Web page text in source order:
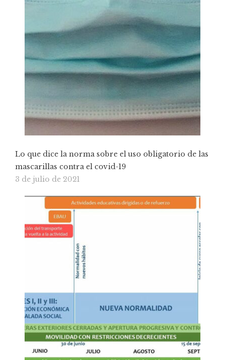
Lo que dice la norma sobre el uso obligatorio de las
mascarillas contra el covid-19
3 de julio de 2021